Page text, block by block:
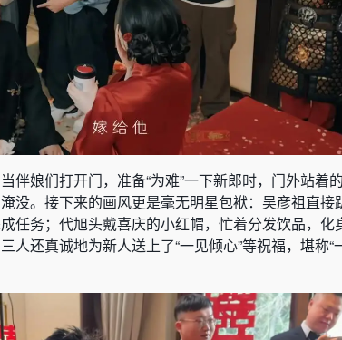
伴娘们打开门，准备“为难”一下新郎时，门外站着
没。接下来的画风更是毫无明星包袱：吴彦祖直接
任务；代旭头戴喜庆的小红帽，忙着分发饮品，化
人还真诚地为新人送上了“一见倾心”等祝福，堪称“